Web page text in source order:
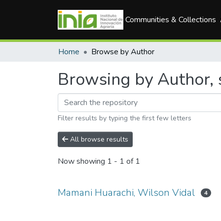
Communities & Collections
Home Browse by Author
Browsing by
Filter results by typing the first few letters
All browse results
Now showing 1 - 1 of 1
Mamani Huarachi, Wilson Vidal 4